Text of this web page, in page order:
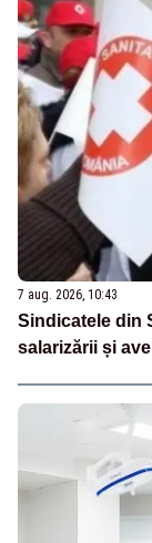
7 aug. 2026, 10:43
Sindicatele din
salarizării și